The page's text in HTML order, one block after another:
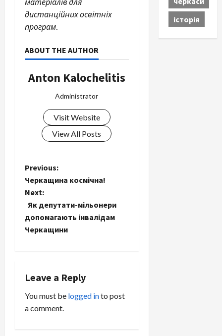
дистанційних освітніх
програм.
ABOUT THE AUTHOR
Anton Kalochelitis
Administrator
Visit Website
View All Posts
P
o
s
t
a
v
i
Previous:
Черкащина космічна!
Next:
Як депутати-мільонери
допомагають інвалідам
Черкащини
Leave a Reply
You must be logged into post
a comment.
історія